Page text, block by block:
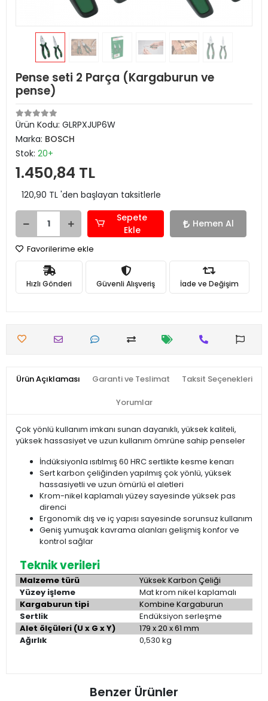
Pense seti 2 Parça (Kargaburun ve
pense)
Ürün Kodu: GLRPXJUP6W
Marka: BOSCH
Stok: 20+
1.450,84 TL
120,90 TL 'den başlayan taksitlerle
Sepete
Ekle
Hemen Al
Favorilerime ekle
Hızlı Gönderi Güvenli Alışveriş İade ve Değişim
Ürün Açıklaması Garanti ve Teslimat Taksit Seçenekleri
Yorumlar
Çok yönlü kullanım imkanı sunan dayanıklı, yüksek kaliteli,
yüksek hassasiyet ve uzun kullanım ömrüne sahip penseler
İndüksiyonla ısıtılmış 60 HRC sertlikte kesme kenarı
Sert karbon çeliğinden yapılmış çok yönlü, yüksek
hassasiyetli ve uzun ömürlü el aletleri
Krom-nikel kaplamalı yüzey sayesinde yüksek pas
direnci
Ergonomik dış ve iç yapısı sayesinde sorunsuz kullanım
Geniş yumuşak kavrama alanları gelişmiş konfor ve
kontrol sağlar
Teknik verileri
Malzeme türü Yüksek KarbonÇeliği
Yüzey işleme
Mat krom nikel kaplamalı
Kargaburun tipi
Kombine Kargaburun
Sertlik
Endüksiyon serleşme
Alet ölçüleri (U x G x Y)
179 x 20 x 61 mm
Ağırlık
0,530 kg
Benzer Ürünler